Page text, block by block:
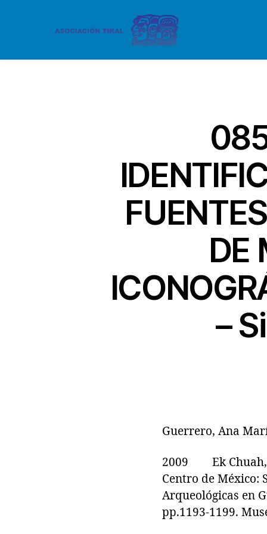
DE
–
Guerrero, Ana
2009 Ek Chuah,
Centro de México:
Arqueológicas en
pp.1193-1199.